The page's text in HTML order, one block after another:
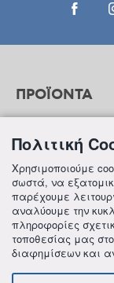
ΠΡΟΪΟΝΤΑ
ΒΟΗΘΕΙΑ
Πολιτική
Χρησιμοποιούμε
σωστά, να
παρέχουμε
αναλύουμε την
πληροφορίες
τοποθεσίας μας
διαφημίσεων και